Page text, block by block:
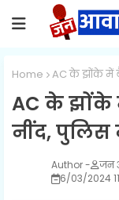
Home AC के झोंके में
AC के झोंके
नींद, पुलिस
जन
6/03/2024